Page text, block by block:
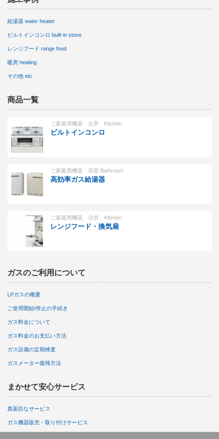
給湯器 water heater
ビルトインコンロ built-in stove
レンジフード range food
暖房 heating
その他 etc
商品一覧
ご家庭用機器 台所 Kitchen
ビルトインコンロ
ご家庭用機器 浴室 Bathroom
高効率ガス給湯器
ご家庭用機器 台所 Kitchen
レンジフード・換気扇
ガスのご利用について
LPガスの概要
ご使用開始/停止の手続き
ガス料金について
ガス料金のお支払い方法
ガス設備の定期検査
ガスメーター復帰方法
まかせて安心サービス
真面目なサービス
ガス機器販売・取り付けサービス